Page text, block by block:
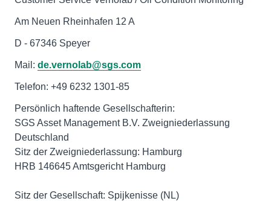
Am Neuen Rheinhafen 12 A
D - 67346 Speyer
Mail: de.vernolab@sgs.com
Telefon: +49 6232 1301-85
Persönlich haftende Gesellschafterin:
SGS Asset Management B.V. Zweigniederlassung
Deutschland
Sitz der Zweigniederlassung: Hamburg
HRB 146645 Amtsgericht Hamburg
Sitz der Gesellschaft: Spijkenisse (NL)